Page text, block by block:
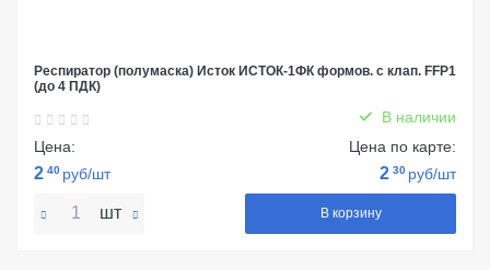
Респиратор (полумаска) Исток ИСТОК-1ФК формов. с клап. FFP1
(до 4 ПДК)
В наличии
Цена:
2 40 руб/шт
Цена по карте:
2 30 руб/шт
шт В корзину